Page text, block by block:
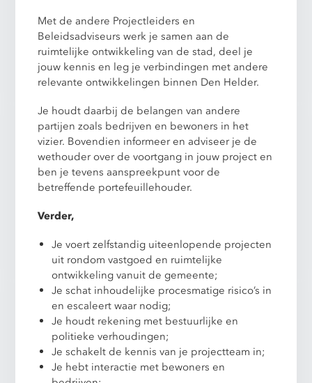
Met de andere Projectleiders en
Beleidsadviseurs werk je samen aan de
ruimtelijke ontwikkeling van de stad, deel je
jouw kennis en leg je verbindingen met andere
relevante ontwikkelingen binnen Den Helder.
Je houdt daarbij de belangen van andere
partijen zoals bedrijven en bewoners in het
vizier. Bovendien informeer en adviseer je de
wethouder over de voortgang in jouw project en
ben je tevens aanspreekpunt voor de
betreffende portefeuillehouder.
Verder,
Je voert zelfstandig uiteenlopende projecten
uit rondom vastgoed en ruimtelijke
ontwikkeling vanuit de gemeente;
Je schat inhoudelijke procesmatige risico’s in
en escaleert waar nodig;
Je houdt rekening met bestuurlijke en
politieke verhoudingen;
Je schakelt de kennis van je projectteam in;
Je hebt interactie met bewoners en